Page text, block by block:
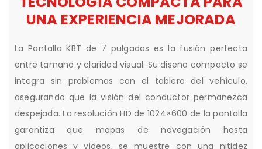
UNA EXPERIENCIA MEJORADA
La Pantalla KBT de 7 pulgadas es la fusión perfecta
entre tamaño y claridad visual. Su diseño compacto se
integra sin problemas con el tablero del vehículo,
asegurando que la visión del conductor permanezca
despejada. La resolución HD de 1024×600 de la pantalla
garantiza que mapas de navegación hasta
aplicaciones y videos, se muestre con una nitidez